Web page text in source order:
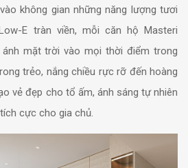
không gian những năng lượng tươi
E tràn viền, mỗi căn hộ Masteri
mặt trời vào mọi thời điểm trong
trẻo, nắng chiều rực rỡ đến hoàng
vẻ đẹp cho tổ ấm, ánh sáng tự nhiên
cực cho gia chủ.